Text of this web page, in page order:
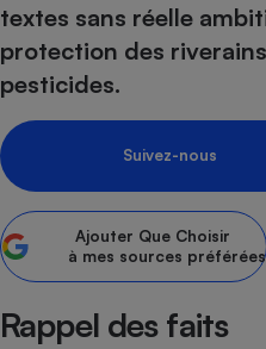
textes sans réelle
protection des
pesticides.
Suivez-nous
Ajouter Que Choisir
à mes sources préférées
Rappel des faits